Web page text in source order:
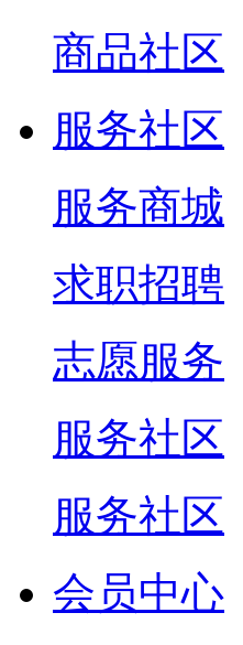
商品社区
服务社区
服务商城
求职招聘
志愿服务
服务社区
服务社区
会员中心